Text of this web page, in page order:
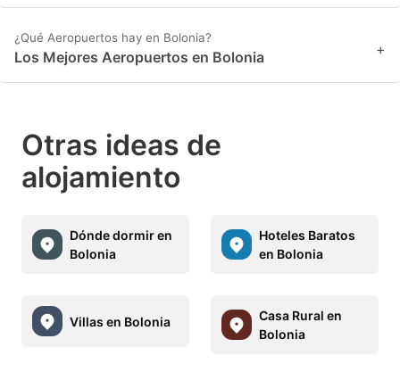
¿Qué Aeropuertos hay en Bolonia?
Los Mejores Aeropuertos en Bolonia +
Otras ideas de
alojamiento
Dónde dormir en
Bolonia
Hoteles Baratos
en Bolonia
Villas en Bolonia
Casa Rural en
Bolonia